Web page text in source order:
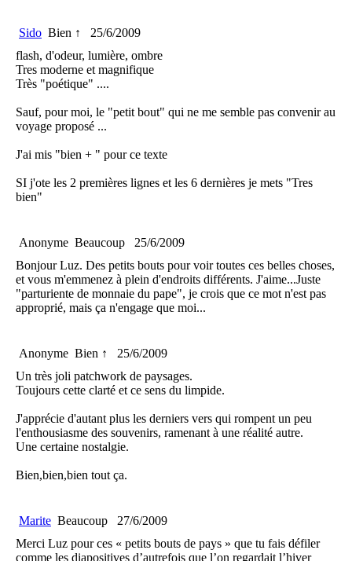
Sido Bien ↑
25/6/2009
flash, d'odeur, lumière, ombre
Tres moderne et magnifique
Très "poétique" ....
Sauf, pour moi, le "petit bout" qui ne me semble pas convenir au
voyage proposé ...
J'ai mis "bien + " pour ce texte
SI j'ote les 2 premières lignes et les 6 dernières je mets "Tres
bien"
Anonyme Beaucoup
25/6/2009
Bonjour Luz. Des petits bouts pour voir toutes ces belles choses,
et vous m'emmenez à plein d'endroits différents. J'aime...Juste
"parturiente de monnaie du pape", je crois que ce mot n'est pas
approprié, mais ça n'engage que moi...
Anonyme Bien ↑
25/6/2009
Un très joli patchwork de paysages.
Toujours cette clarté et ce sens du limpide.
J'apprécie d'autant plus les derniers vers qui rompent un peu
l'enthousiasme des souvenirs, ramenant à une réalité autre.
Une certaine nostalgie.
Bien,bien,bien tout ça.
Marite Beaucoup
27/6/2009
Merci Luz pour ces « petits bouts de pays » que tu fais défiler
comme les diapositives d’autrefois que l’on regardait l’hiver